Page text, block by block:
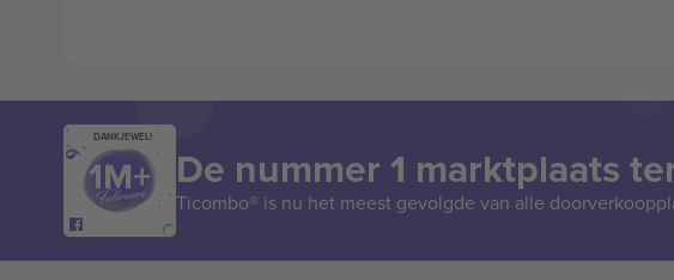
DANKJEWEL!
De nummer 1 marktplaats
Ticombo® is nu het meest gevolgde van alle